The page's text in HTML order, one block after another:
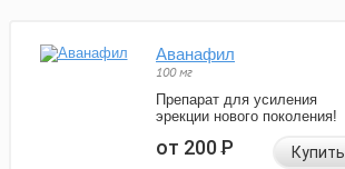
Аванафил
100 мг
Препарат для усиления
эрекции нового поколения!
от 200Р Купить